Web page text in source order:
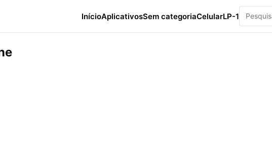
InícioAplicativosSem categoriaCelularLP-1